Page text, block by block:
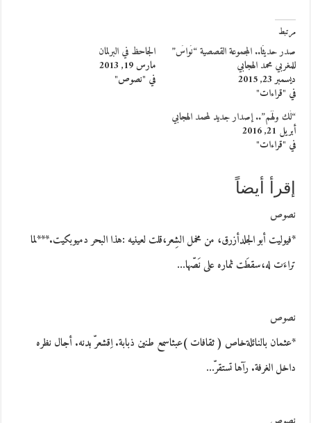
مرتبط
صدر حديثًا.. المجموعة القصصية “نُواسٌ”
للمغربي محمد الهجابي
ديسمبر 23, 2015
في "قراءات"
الجاحظ في البرلمان
مارس 19, 2013
في "نصوص"
“لَك ولَهُم”.. إصدار جديد لمحمد الهجابي
أبريل 21, 2016
في "قراءات"
إقرأ أيضاً
نصوص
*فيوليت أبو الجلدأزرق، من مخمل الشِعر،قلت لعينيه :هذا البحر دميوبكيت.***لما
تراءَت له،سقطَت ثماره على نَصّها…
نصوص
*عثمان بالنائلةخاص ( ثقافات )عبثاسمع طنين ذبابة. اِقشعرّ بدنه. أجال نظره
داخل الغرفة. رآها تستقرّ…